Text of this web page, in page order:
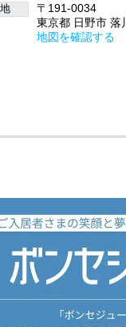
〒191-0034
東京都 日野市 落
地図を確認する